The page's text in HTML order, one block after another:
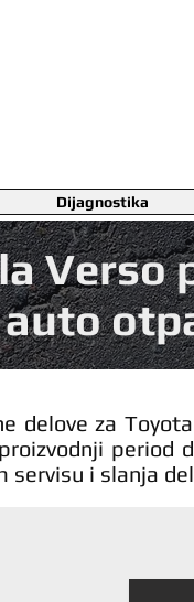
Dijagnostika
Verso
delove za
period
i slanja